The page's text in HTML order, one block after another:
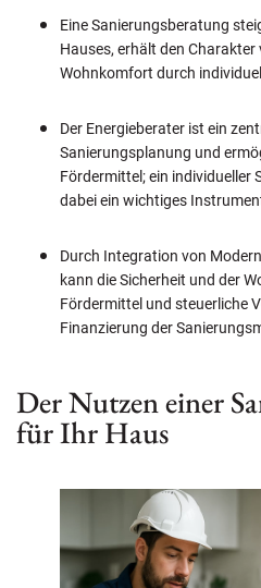
Eine Sanierungsberatung
Hauses, erhält den
Wohnkomfort durch
Der Energieberater ist ein
Sanierungsplanung und
Fördermittel; ein individueller
dabei ein wichtiges
Durch Integration von
kann die Sicherheit und der
Fördermittel und steuerliche
Finanzierung der
Der Nutzen einer
für Ihr Haus